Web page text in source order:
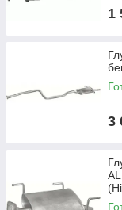
1
3